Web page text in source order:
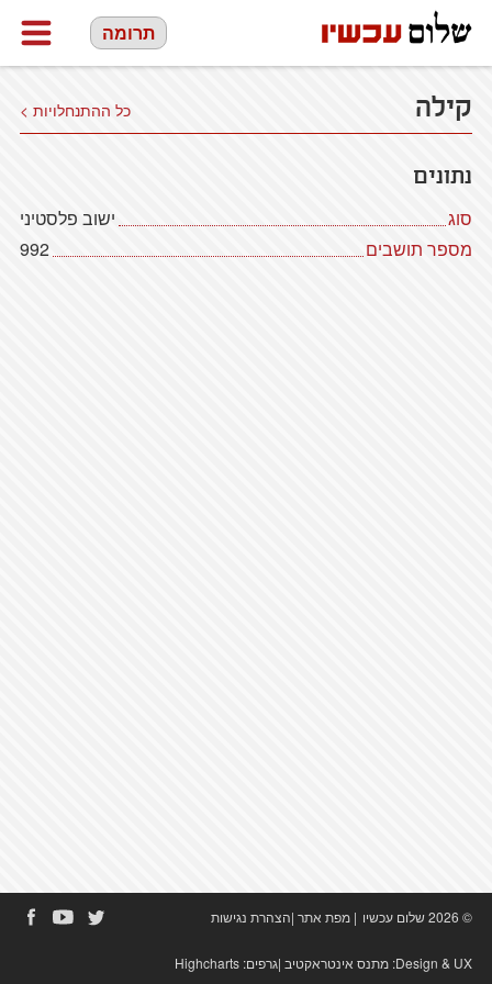
תרומה
קילה כל ההתנחלויות >
נתונים
סוג
ישוב פלסטיני
מספר תושבים
992
© 2026 שלום עכשיו | מפת אתר|הצהרת נגישות
Design & UX: מתנס אינטראקטיב|גרפים: Highcharts